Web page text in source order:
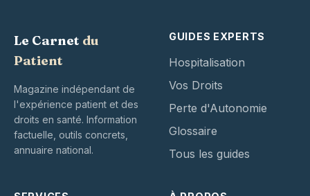
Le Carnet du
Patient
Magazine indépendant de
l'expérience patient et des
droits en santé. Information
factuelle, outils concrets,
annuaire national.
GUIDES EXPERTS
Hospitalisation
Vos Droits
Perte d'Autonomie
Glossaire
Tous les guides